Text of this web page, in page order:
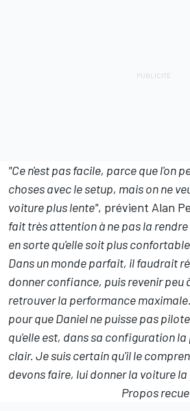
"Ce n'est pas facile, parce que l'on
choses avec le setup, mais on ne
voiture plus lente", prévient Alan
fait très attention à ne pas la
en sorte qu'elle soit plus
Dans un monde parfait, il faudrait
donner confiance, puis revenir peu
retrouver la performance
pour que Daniel ne puisse pas
qu'elle est, dans sa configuration la
clair. Je suis certain qu'il le
devons faire, lui donner la voiture
Propos